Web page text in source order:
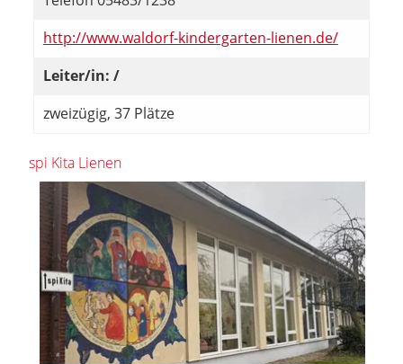
http://www.waldorf-kindergarten-lienen.de/
Leiter/in: /
zweizügig, 37 Plätze
spi Kita Lienen